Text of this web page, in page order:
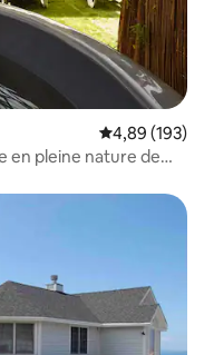
Évaluation
4,89 (193)
en pleine nature de